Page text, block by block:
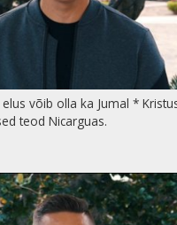
võib olla ka Jumal *
teod Nicarguas.